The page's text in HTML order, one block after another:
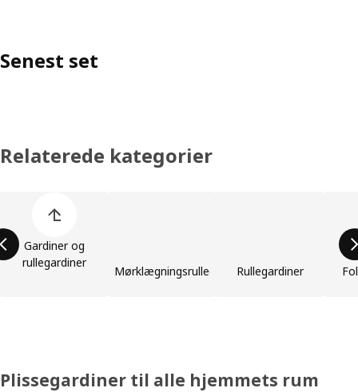
Senest set
Relaterede kategorier
Gardiner og
rullegardiner
MørklægningsrullegardinerRullegardiner
Plissegardiner til alle hjemmets rum